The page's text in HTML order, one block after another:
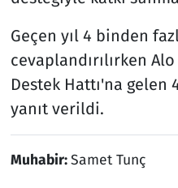
Geçen yıl 4 binden
cevaplandırılırken
Destek Hattı'na gelen
yanıt verildi.
Muhabir:Samet Tunç